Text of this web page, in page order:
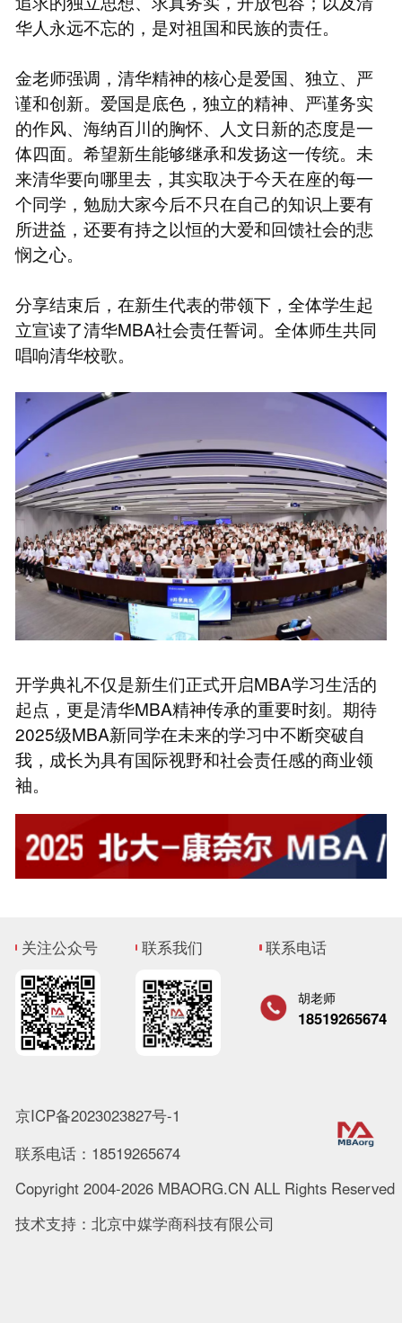
华人永远不忘的，是对祖国和民族的责任。
金老师强调，清华精神的核心是爱国、独立、严
谨和创新。爱国是底色，独立的精神、严谨务实
的作风、海纳百川的胸怀、人文日新的态度是一
体四面。希望新生能够继承和发扬这一传统。未
来清华要向哪里去，其实取决于今天在座的每一
个同学，勉励大家今后不只在自己的知识上要有
所进益，还要有持之以恒的大爱和回馈社会的悲
悯之心。
分享结束后，在新生代表的带领下，全体学生起
立宣读了清华MBA社会责任誓词。全体师生共同
唱响清华校歌。
开学典礼不仅是新生们正式开启MBA学习生活的
起点，更是清华MBA精神传承的重要时刻。期待
2025级MBA新同学在未来的学习中不断突破自
我，成长为具有国际视野和社会责任感的商业领
袖。
关注公众号 联系我们 联系电话
胡老师
18519265674
京ICP备2023023827号-1
联系电话：18519265674
Copyright 2004-2026 MBAORG.CN ALL Rights Reserved
技术支持：北京中媒学商科技有限公司